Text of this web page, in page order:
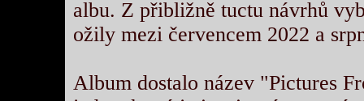
albu. Z přibližně tuctu návrhů
ožily mezi červencem 2022 a
Album dostalo název "Pictures